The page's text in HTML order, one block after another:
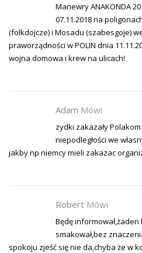
Manewry ANAKONDA
07.11.2018 na
(folkdojcze) i Mosadu (szabesgoje)
praworządności w POLIN dnia
wojna domowa i krew na ulicach!
Adam Mówi
zydki zakazały
niepodległości we
jakby np niemcy mieli zakazac
Robert Mówi
Będę
smakował,bez
spokoju zjeść się nie da,chyba że w